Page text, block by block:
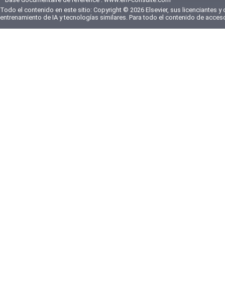
Todo el contenido en este sitio: Copyright © 2026 Elsevier, sus licenciantes
entrenamiento de IA y tecnologías similares. Para todo el contenido de